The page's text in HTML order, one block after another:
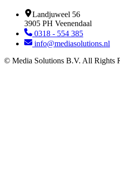
Landjuweel 56
3905 PH Veenendaal
0318 - 554 385
info@mediasolutions.nl
© Media Solutions B.V. All Rights